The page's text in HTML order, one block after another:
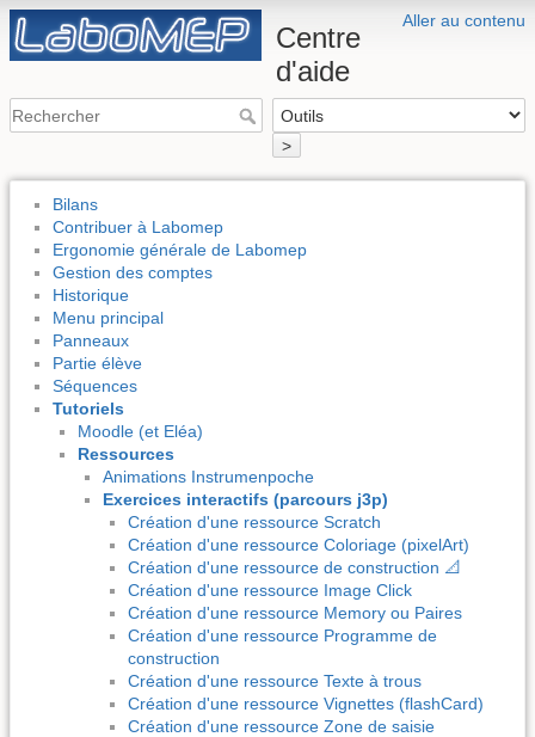
Aller au contenu
Centre
d'aide
>
Bilans
Contribuer à Labomep
Ergonomie générale de Labomep
Gestion des comptes
Historique
Menu principal
Panneaux
Partie élève
Séquences
Tutoriels
Moodle (et Eléa)
Ressources
Animations Instrumenpoche
Exercices interactifs (parcours j3p)
Création d'une ressource Scratch
Création d'une ressource Coloriage (pixelArt)
Création d'une ressource de construction 📐
Création d'une ressource Image Click
Création d'une ressource Memory ou Paires
Création d'une ressource Programme de
construction
Création d'une ressource Texte à trous
Création d'une ressource Vignettes (flashCard)
Création d'une ressource Zone de saisie